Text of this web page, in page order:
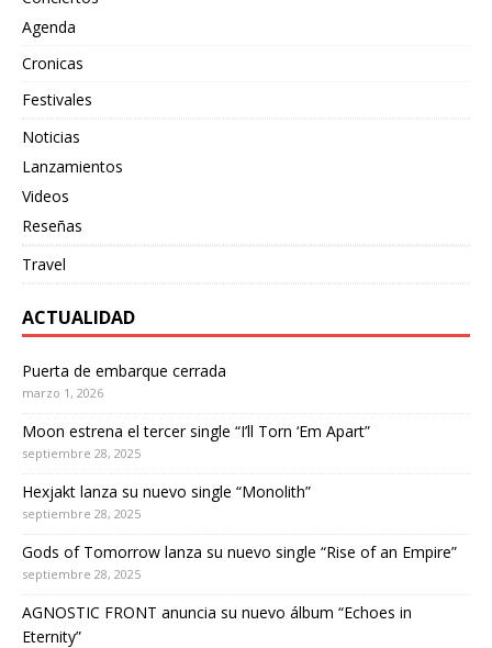
Agenda
Cronicas
Festivales
Noticias
Lanzamientos
Videos
Reseñas
Travel
ACTUALIDAD
Puerta de embarque cerrada
marzo 1, 2026
Moon estrena el tercer single “I’ll Torn ‘Em Apart”
septiembre 28, 2025
Hexjakt lanza su nuevo single “Monolith”
septiembre 28, 2025
Gods of Tomorrow lanza su nuevo single “Rise of an Empire”
septiembre 28, 2025
AGNOSTIC FRONT anuncia su nuevo álbum “Echoes in
Eternity”